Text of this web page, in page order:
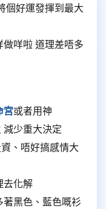
個好運發揮到最大
咩啦 道理差唔多
宮或者用神
少重大決定
、唔好搞感情大
去化解
黑色、藍色嘅衫